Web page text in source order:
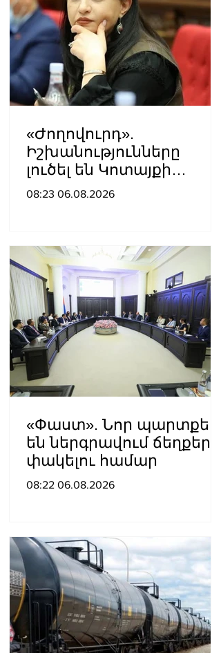
«Ժողովուրդ».
Իշխանությունները
լուծել են Կոտայքի
մարզպետի թեկնածուի
08:23 06.08.2026
«Փաստ». Նոր պարտքեր
են ներգրավում ճեղքերը
փակելու համար
08:22 06.08.2026